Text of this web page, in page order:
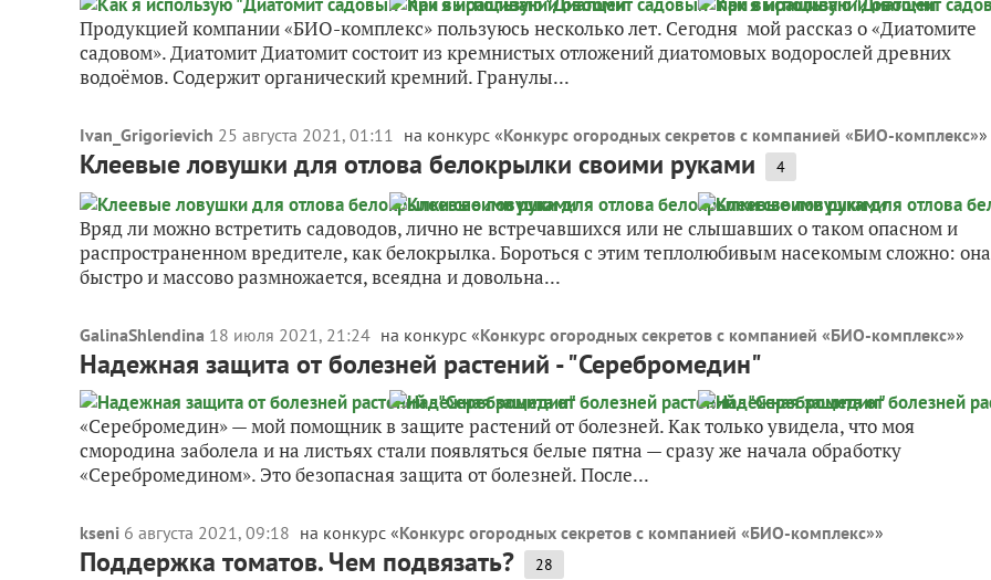
Продукцией компании «БИО-комплекс» пользуюсь несколько лет. Сегодня мой рассказ о «Диатомите
садовом». Диатомит Диатомит состоит из кремнистых отложений диатомовых водорослей древних
водоёмов. Содержит органический кремний. Гранулы...
Ivan_Grigorievich 25 августа 2021, 01:11 на конкурс «Конкурс огородных секретов с компанией «БИО-комплекс»»
Клеевые ловушки для отлова белокрылки своими руками 4
Вряд ли можно встретить садоводов, лично не встречавшихся или не слышавших о таком опасном и
распространенном вредителе, как белокрылка. Бороться с этим теплолюбивым насекомым сложно: она
быстро и массово размножается, всеядна и довольна...
GalinaShlendina 18 июля 2021, 21:24 на конкурс «Конкурс огородных секретов с компанией «БИО-комплекс»»
Надежная защита от болезней растений - "Серебромедин"
«Серебромедин» — мой помощник в защите растений от болезней. Как только увидела, что моя
смородина заболела и на листьях стали появляться белые пятна — сразу же начала обработку
«Серебромедином». Это безопасная защита от болезней. После...
kseni 6 августа 2021, 09:18 на конкурс «Конкурс огородных секретов с компанией «БИО-комплекс»»
Поддержка томатов. Чем подвязать? 28